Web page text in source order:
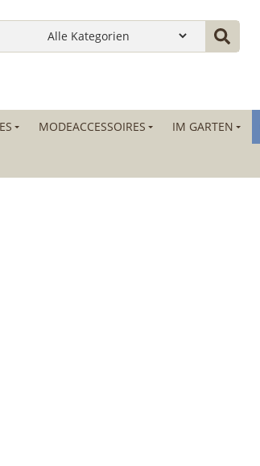
MODEACCESSOIRES IM GARTEN